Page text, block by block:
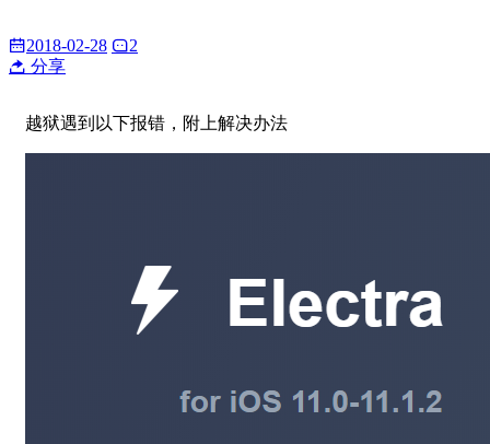
2018-02-28
2
分享
越狱遇到以下报错，附上解决办法